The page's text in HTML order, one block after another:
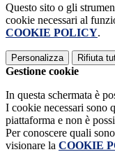
Questo sito o gli
cookie necessari al
COOKIE POLICY.
Personalizza Rifiuta
Gestione cookie
In questa schermata è
I cookie necessari sono
piattaforma e non è
Per conoscere quali
visionare la COOKIE